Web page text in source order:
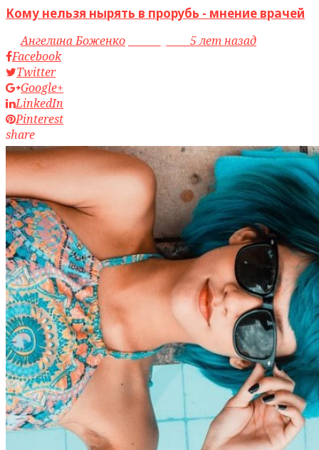
Кому нельзя нырять в прорубь - мнение врачей
byАнгелина Боженко
5 лет назад
Facebook
Twitter
Google+
LinkedIn
Pinterest
share